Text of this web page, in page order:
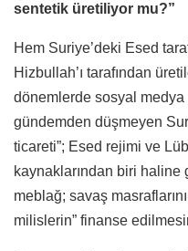
sentetik üretiliyor mu?”
Hem Suriye’deki Esed
Hizbullah’ı tarafından
dönemlerde sosyal
gündemden düşmeyen
ticareti”; Esed rejimi ve
kaynaklarından biri
meblağ; savaş
milislerin” finanse